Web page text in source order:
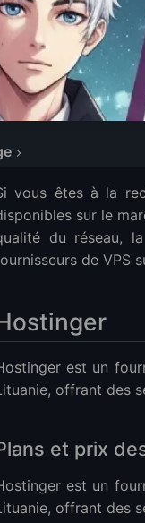
Lituanie de Hostinger
VPS Lituanie de
VPS Lituanie de
VPS Lituanie de Cherry
Lituanie de Host1Plus
vous êtes à la
sur le
du réseau,
de VPS
est un
offrant des
et prix
est un
offrant des